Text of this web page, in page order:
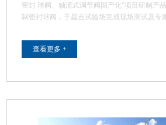
密封 球阀、轴流式调节阀国产化”项目研制产品——NPS24 Class 900强
制密封球阀，于昌吉试验场完成现场测试及
查看更多 +